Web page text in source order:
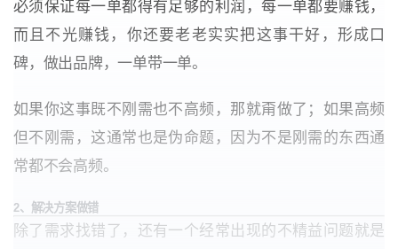
必须保证每一单都得有足够的利润，每一单都要赚钱，
而且不光赚钱，你还要老老实实把这事干好，形成口
碑，做出品牌，一单带一单。
如果你这事既不刚需也不高频，那就甭做了；如果高频
但不刚需，这通常也是伪命题，因为不是刚需的东西通
常都不会高频。
2、解决方案做错
除了需求找错了，还有一个经常出现的不精益问题就是